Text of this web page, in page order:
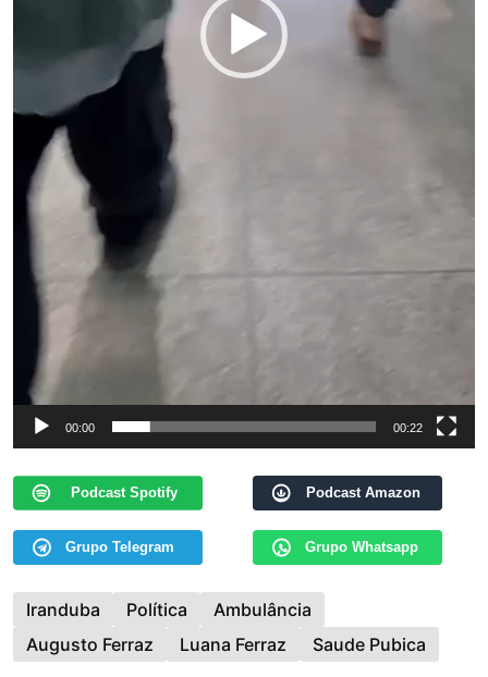
00:00 00:22
Podcast Spotify Podcast Amazon
Grupo Telegram Grupo Whatsapp
Iranduba Política
Ambulância
Augusto Ferraz
Luana Ferraz Saude Pubica